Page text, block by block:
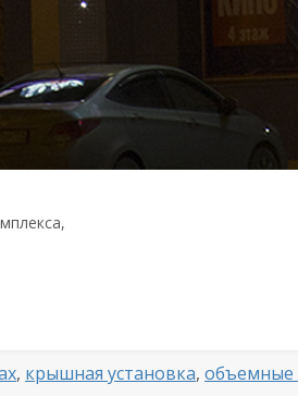
, крышная установка, объемные